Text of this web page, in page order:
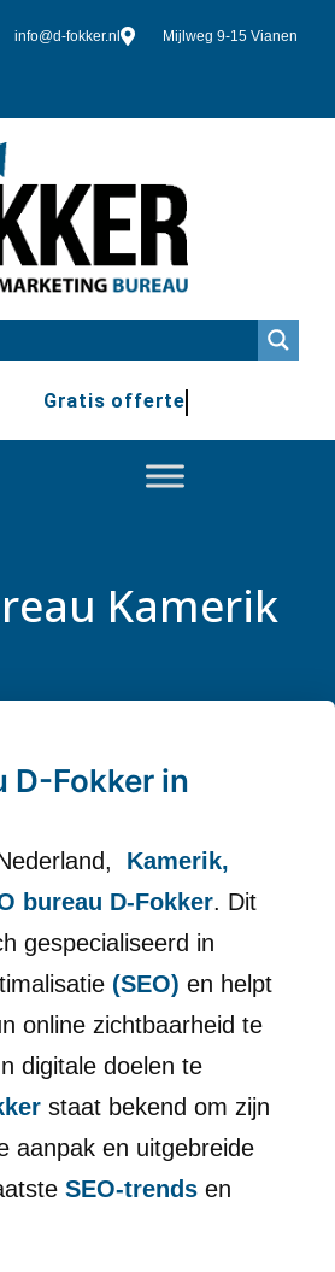
info@d-fokker.nl Mijlweg 9-15 Vianen
Gratis offerte
Kamerik
D-Fokker in
Kamerik,
bureau D-Fokker. Dit
gespecialiseerd in
(SEO) en helpt
online zichtbaarheid te
digitale doelen te
staat bekend om zijn
aanpak en uitgebreide
SEO-trends en